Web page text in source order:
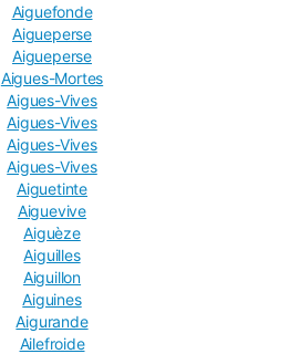
Aiguefonde
Aigueperse
Aigueperse
Aigues-Mortes
Aigues-Vives
Aigues-Vives
Aigues-Vives
Aigues-Vives
Aiguetinte
Aiguevive
Aiguèze
Aiguilles
Aiguillon
Aiguines
Aigurande
Ailefroide